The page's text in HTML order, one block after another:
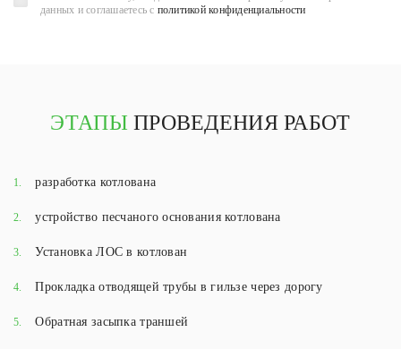
данных и соглашаетесь с политикой конфиденциальности
ЭТАПЫПРОВЕДЕНИЯ РАБОТ
1. разработка котлована
2. устройство песчаного основания котлована
3. Установка ЛОС в котлован
4. Прокладка отводящей трубы в гильзе через дорогу
5. Обратная засыпка траншей